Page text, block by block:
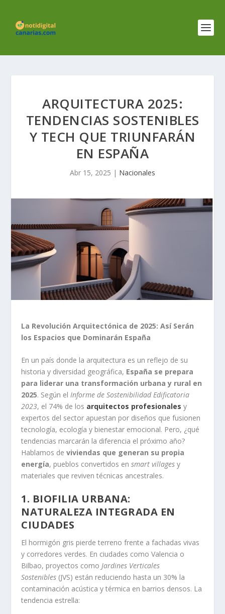
ARQUITECTURA 2025:
TENDENCIAS SOSTENIBLES
Y TECH QUE TRIUNFARÁN
EN ESPAÑA
Abr 15, 2025 | Nacionales
La Revolución Arquitectónica de 2025: Así Serán
los Espacios que Dominarán España
En un país donde la arquitectura es un reflejo de su
historia y diversidad geográfica, España se prepara
para liderar una transformación urbana y rural en
2025. Según elInforme de Sostenibilidad Edificatoria
2023, el 74% de los arquitectos profesionales y
expertos del sector apuestan por diseños que fusionen
tecnología, ecología y bienestar emocional. Pero, ¿qué
tendencias marcarán la diferencia el próximo año?
Hablamos deviviendas que generan su propia
energía, pueblos convertidos ensmart villages y
materiales que reviven técnicas ancestrales.
1. BIOFILIA URBANA:
NATURALEZA INTEGRADA EN
CIUDADES
El hormigón gris pierde terreno frente a fachadas vivas
y corredores verdes. En ciudades como Valencia o
Bilbao, proyectos comoJardines Verticales
Sostenibles (JVS) están reduciendo hasta un 30% la
contaminación acústica y térmica en barrios densos. La
tendencia estrella: